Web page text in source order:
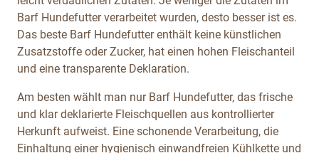
Barf Hundefutter verarbeitet wurden, desto besser ist es.
Das beste Barf Hundefutter enthält keine künstlichen
Zusatzstoffe oder Zucker, hat einen hohen Fleischanteil
und eine transparente Deklaration.
Am besten wählt man nur Barf Hundefutter, das frische
und klar deklarierte Fleischquellen aus kontrollierter
Herkunft aufweist. Eine schonende Verarbeitung, die
Einhaltung einer hygienisch einwandfreien Kühlkette und